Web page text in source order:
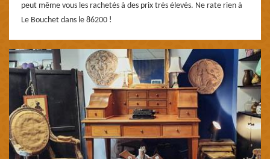
peut même vous les rachetés à des prix très élevés. Ne rate rien à
Le Bouchet dans le 86200 !